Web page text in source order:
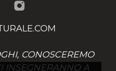
CONOSCEREMO
INSEGNERANNO A